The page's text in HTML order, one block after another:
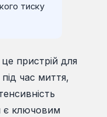
тиску
пристрій для
час миття,
є ключовим